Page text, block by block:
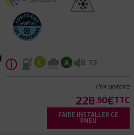
ⓘ C A B 73
Prix unitaire
228.90€TTC
FAIRE INSTALLER CE
PNEU